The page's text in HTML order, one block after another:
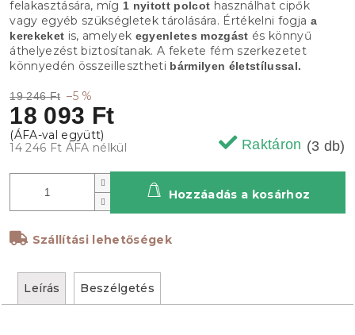
19 246 Ft –5 %
18 093 Ft
14 246 Ft ÁFA nélkül Raktáron (3 db)
Szállítási lehetőségek
Hozzáadás a kosárhoz
felakasztására, míg 1 nyitott polcot használhat cipők
vagy egyéb szükségletek tárolására. Értékelni fogja a
kerekeket is, amelyek egyenletes mozgást és könnyű
áthelyezést biztosítanak. A fekete fém szerkezetet
könnyedén összeillesztheti bármilyen életstílussal.
Leírás Beszélgetés